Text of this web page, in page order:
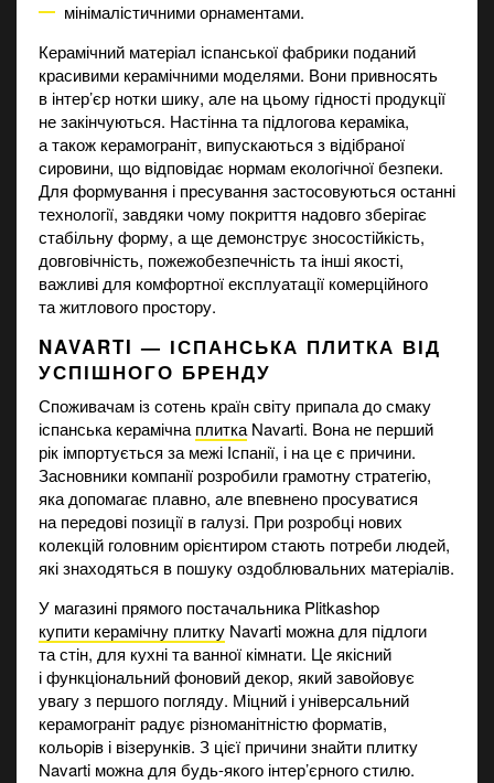
мінімалістичними орнаментами.
Керамічний матеріал іспанської фабрики поданий
красивими керамічними моделями. Вони привносять
в інтер’єр нотки шику, але на цьому гідності продукції
не закінчуються. Настінна та підлогова кераміка,
а також керамограніт, випускаються з відібраної
сировини, що відповідає нормам екологічної безпеки.
Для формування і пресування застосовуються останні
технології, завдяки чому покриття надовго зберігає
стабільну форму, а ще демонструє зносостійкість,
довговічність, пожежобезпечність та інші якості,
важливі для комфортної експлуатації комерційного
та житлового простору.
NAVARTI — ІСПАНСЬКА ПЛИТКА ВІД
УСПІШНОГО БРЕНДУ
Споживачам із сотень країн світу припала до смаку
іспанська керамічнаплиткаNavarti. Вона не перший
рік імпортується за межі Іспанії, і на це є причини.
Засновники компанії розробили грамотну стратегію,
яка допомагає плавно, але впевнено просуватися
на передові позиції в галузі. При розробці нових
колекцій головним орієнтиром стають потреби людей,
які знаходяться в пошуку оздоблювальних матеріалів.
У магазині прямого постачальника Plitkashop
купити керамічну плитку Navarti можна для підлоги
та стін, для кухні та ванної кімнати. Це якісний
і функціональний фоновий декор, який завойовує
увагу з першого погляду. Міцний і універсальний
керамограніт радує різноманітністю форматів,
кольорів і візерунків. З цієї причини знайти плитку
Navarti можна для будь-якого інтер’єрного стилю.